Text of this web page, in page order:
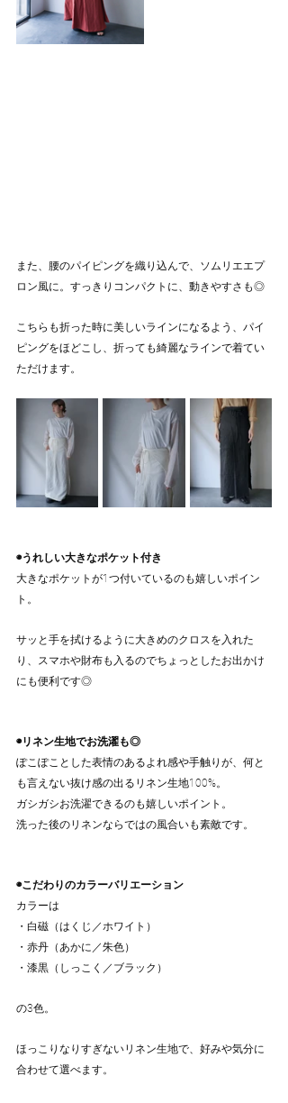
また、
腰のパイピングを織り込んで、ソムリエエプ
ロン風に。すっきりコンパクトに、動きやすさも◎
こちらも折った時に美しいラインになるよう、パイ
ピングをほどこし、折っても綺麗なラインで着てい
ただけます。
◉うれしい大きなポケット付き
大きなポケットが1つ付いているのも嬉しいポイン
ト。
サッと手を拭けるように大きめのクロスを入れた
り、スマホや財布も入るのでちょっとしたお出かけ
にも便利です◎
◉リネン生地でお洗濯も◎
ぽこぽことした表情のあるよれ感や手触りが、何と
も言えない抜け感の出るリネン生地100%。
ガシガシお洗濯できるのも嬉しいポイント。
洗った後のリネンならではの風合いも素敵です。
◉こだわりのカラーバリエーション
カラーは
・白磁（はくじ／ホワイト）
・赤丹（あかに／朱色）
・漆黒（しっこく／ブラック）
の3色。
ほっこりなりすぎないリネン生地で、好みや気分に
合わせて選べます。